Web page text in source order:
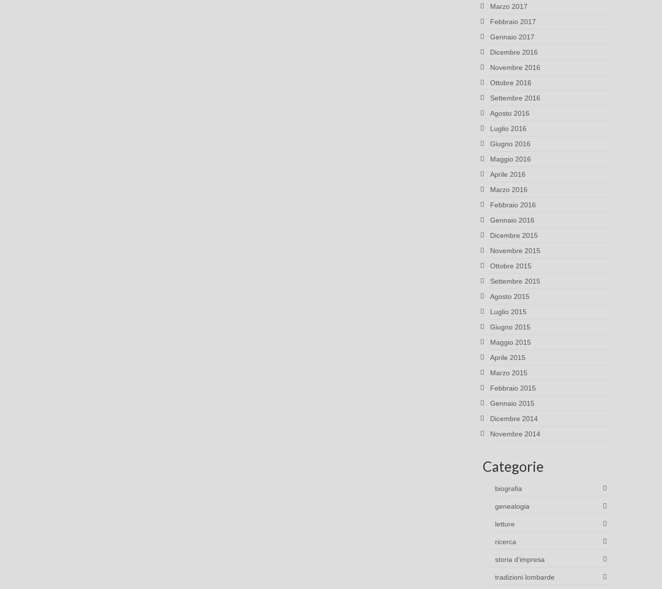
Marzo 2017
Febbraio 2017
Gennaio 2017
Dicembre 2016
Novembre 2016
Ottobre 2016
Settembre 2016
Agosto 2016
Luglio 2016
Giugno 2016
Maggio 2016
Aprile 2016
Marzo 2016
Febbraio 2016
Gennaio 2016
Dicembre 2015
Novembre 2015
Ottobre 2015
Settembre 2015
Agosto 2015
Luglio 2015
Giugno 2015
Maggio 2015
Aprile 2015
Marzo 2015
Febbraio 2015
Gennaio 2015
Dicembre 2014
Novembre 2014
Categorie
biografia
genealogia
letture
ricerca
storia d'impresa
tradizioni lombarde